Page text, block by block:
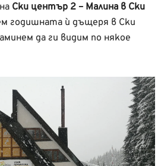
Ски център 2 – Малина в Ски
годишната ѝ дъщеря в Ски
да ги видим по някое